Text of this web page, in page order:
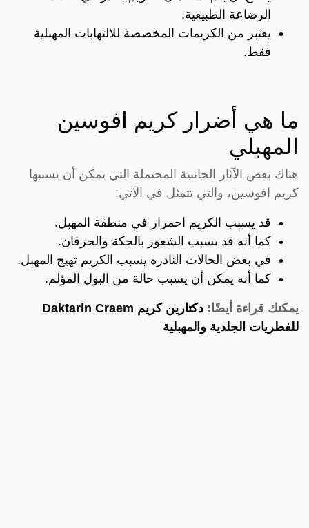
الرضاعة الطبيعية.
يعتبر من الكريمات المخصصة للالتهابات المهبلية
فقط.
ما هي أضرار كريم افوسين
المهبلي
هناك بعض الآثار الجانبية المحتملة التي يمكن أن يسببها
كريم افوسين، والتي تتمثل في الآتي:
قد يسبب الكريم احمرار في منطقة المهبل.
كما أنه قد يسبب الشعور بالحكة والحرقان.
في بعض الحالات النادرة يسبب الكريم تهيج المهبل.
كما أنه يمكن أن يسبب حالة من البول المؤلم.
يمكنك قراءة أيضًا:
دكتارين كريم Daktarin Craem
للفطريات الجلدية والمهبلية